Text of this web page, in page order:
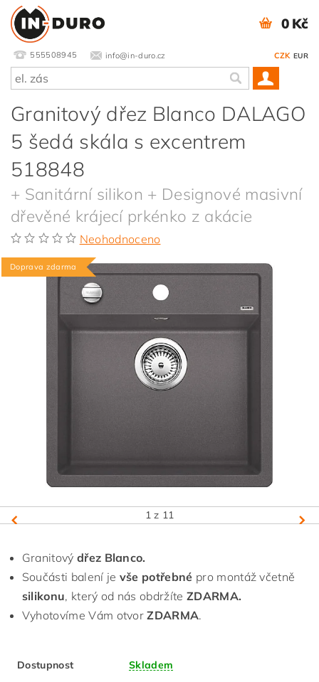
555508945 info@in-duro.cz CZK EUR
0 Kč
Granitový dřez Blanco DALAGO
5 šedá skála s excentrem
518848
+ Sanitární silikon + Designové masivní
dřevěné krájecí prkénko z akácie
Neohodnoceno
Doprava zdarma
1 z 11
Granitový dřez Blanco.
Součásti balení je vše potřebné pro montáž včetně
silikonu, který od nás obdržíte ZDARMA.
Vyhotovíme Vám otvorZDARMA.
Dostupnost Skladem